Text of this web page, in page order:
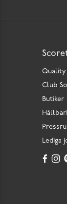
Quality
Club
Butiker
Lediga